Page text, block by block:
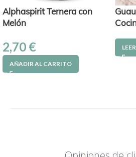
Alphaspirit Ternera con
Melón
2,70 €
AÑADIR AL CARRITO